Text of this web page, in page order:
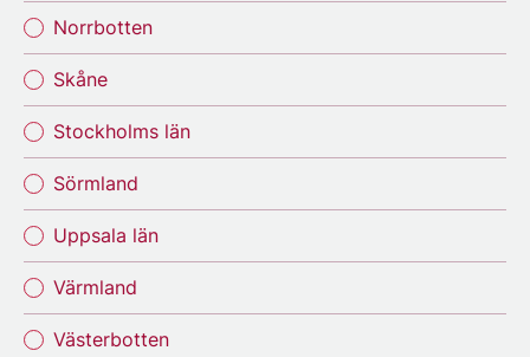
Norrbotten
Skåne
Stockholms län
Sörmland
Uppsala län
Värmland
Västerbotten